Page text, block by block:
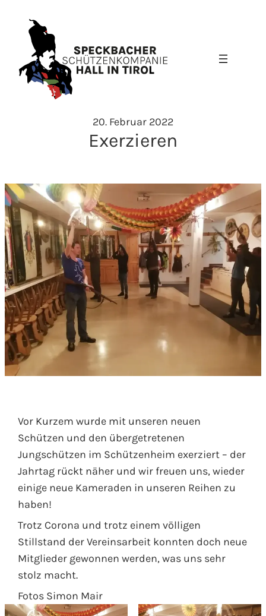
Inhalt
springen
20. Februar 2022
Exerzieren
Vor Kurzem wurde mit unseren neuen
Schützen und den übergetretenen
Jungschützen im Schützenheim exerziert – der
Jahrtag rückt näher und wir freuen uns, wieder
einige neue Kameraden in unseren Reihen zu
haben!
Trotz Corona und trotz einem völligen
Stillstand der Vereinsarbeit konnten doch neue
Mitglieder gewonnen werden, was uns sehr
stolz macht.
Fotos Simon Mair